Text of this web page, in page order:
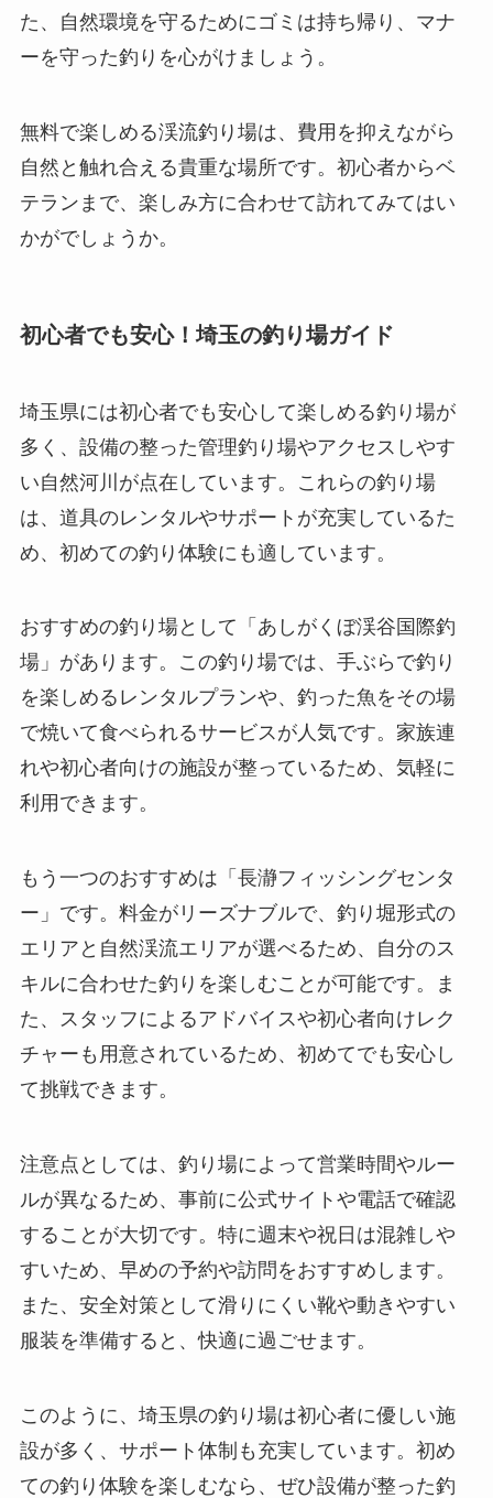
た、自然環境を守るためにゴミは持ち帰り、マナ
ーを守った釣りを心がけましょう。
無料で楽しめる渓流釣り場は、費用を抑えながら
自然と触れ合える貴重な場所です。初心者からベ
テランまで、楽しみ方に合わせて訪れてみてはい
かがでしょうか。
初心者でも安心！埼玉の釣り場ガイド
埼玉県には初心者でも安心して楽しめる釣り場が
多く、設備の整った管理釣り場やアクセスしやす
い自然河川が点在しています。これらの釣り場
は、道具のレンタルやサポートが充実しているた
め、初めての釣り体験にも適しています。
おすすめの釣り場として「あしがくぼ渓谷国際釣
場」があります。この釣り場では、手ぶらで釣り
を楽しめるレンタルプランや、釣った魚をその場
で焼いて食べられるサービスが人気です。家族連
れや初心者向けの施設が整っているため、気軽に
利用できます。
もう一つのおすすめは「長瀞フィッシングセンタ
ー」です。料金がリーズナブルで、釣り堀形式の
エリアと自然渓流エリアが選べるため、自分のス
キルに合わせた釣りを楽しむことが可能です。ま
た、スタッフによるアドバイスや初心者向けレク
チャーも用意されているため、初めてでも安心し
て挑戦できます。
注意点としては、釣り場によって営業時間やルー
ルが異なるため、事前に公式サイトや電話で確認
することが大切です。特に週末や祝日は混雑しや
すいため、早めの予約や訪問をおすすめします。
また、安全対策として滑りにくい靴や動きやすい
服装を準備すると、快適に過ごせます。
このように、埼玉県の釣り場は初心者に優しい施
設が多く、サポート体制も充実しています。初め
ての釣り体験を楽しむなら、ぜひ設備が整った釣